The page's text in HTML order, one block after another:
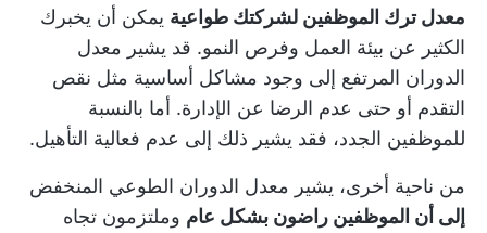
معدل ترك الموظفين لشركتك طواعية يمكن أن يخبرك
الكثير عن بيئة العمل وفرص النمو. قد يشير معدل
الدوران المرتفع إلى وجود مشاكل أساسية مثل نقص
التقدم أو حتى عدم الرضا عن الإدارة. أما بالنسبة
للموظفين الجدد، فقد يشير ذلك إلى عدم فعالية التأهيل.
من ناحية أخرى، يشير معدل الدوران الطوعي المنخفض
إلى أن الموظفين راضون بشكل عام وملتزمون تجاه